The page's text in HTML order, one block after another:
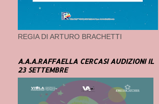
REGIA DI ARTURO BRACHETTI
A.A.A.RAFFAELLA CERCASI AUDIZIONI IL
23 SETTEMBRE